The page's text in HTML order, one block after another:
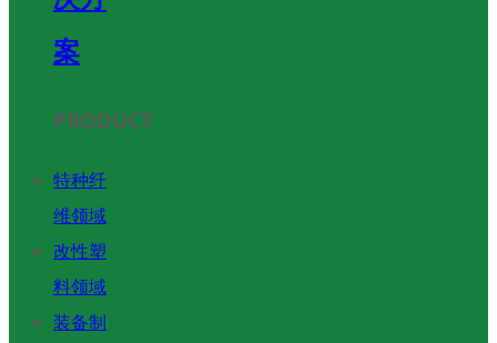
案
PRODUCT
特种纤
维领域
改性塑
料领域
装备制